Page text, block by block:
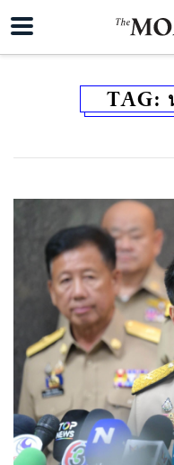
TAG: